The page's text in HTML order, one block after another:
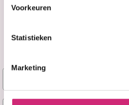
Voorkeuren
Statistieken
Marketing
€7,19
Naam
E-mail